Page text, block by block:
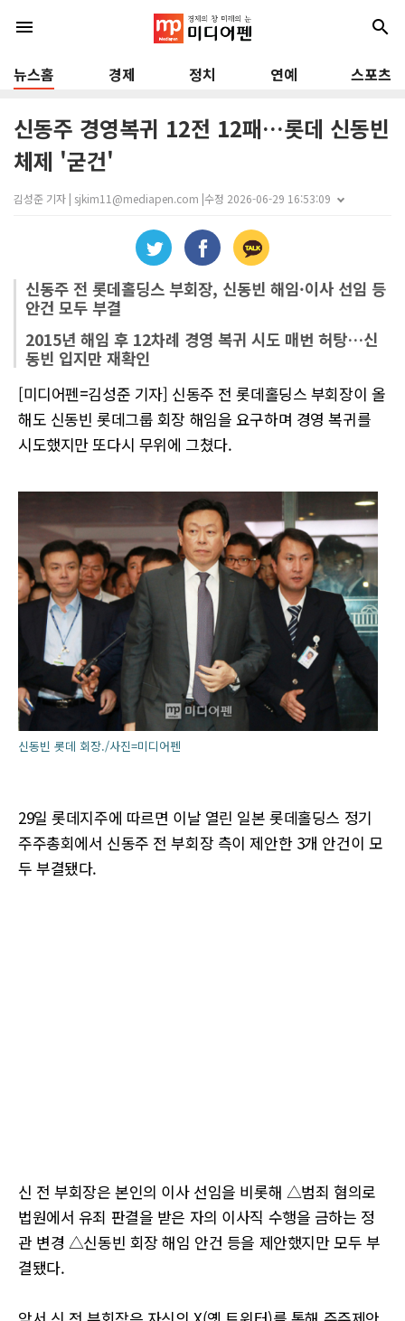
menu search
뉴스홈 경제 정치 연예 스포츠
신동주 경영복귀 12전 12패…롯데 신동빈
체제 '굳건'
김성준 기자 | sjkim11@mediapen.com |수정 2026-06-29 16:53:09
신동주 전 롯데홀딩스 부회장, 신동빈 해임·이사 선임 등
안건 모두 부결
2015년 해임 후 12차례 경영 복귀 시도 매번 허탕…신
동빈 입지만 재확인
[미디어펜=김성준 기자] 신동주 전 롯데홀딩스 부회장이 올
해도 신동빈 롯데그룹 회장 해임을 요구하며 경영 복귀를
시도했지만 또다시 무위에 그쳤다.
신동빈 롯데 회장./사진=미디어펜
29일 롯데지주에 따르면 이날 열린 일본 롯데홀딩스 정기
주주총회에서 신동주 전 부회장 측이 제안한 3개 안건이 모
두 부결됐다.
신 전 부회장은 본인의 이사 선임을 비롯해 △범죄 혐의로
법원에서 유죄 판결을 받은 자의 이사직 수행을 금하는 정
관 변경 △신동빈 회장 해임 안건 등을 제안했지만 모두 부
결됐다.